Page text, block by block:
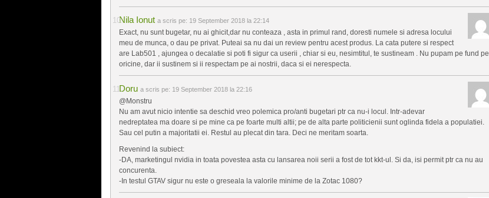
Nila Ionut a scris pe: 19 September 2018 la 22:14
Exact, nu sunt bugetar, nu ai ghicit,dar nu conteaza , asta in primul rand, doresti numele si adresa locului
meu de munca, o dau pe privat. Puteai sa nu dai un review pentru acest produs. La cata putere si respect
are Lab501 , ajungea o decalatie si poti fi sigur ca userii , chiar si eu, nesimtitul, te sustineam . Nu pupam pe fund pe
oricine, dar ii sustinem si ii respectam pe ai nostrii, daca si ei nerespecta.
Doru a scris pe: 19 September 2018 la 22:16
@Monstru
Nu am avut nicio intentie sa deschid vreo polemica pro/anti bugetari ptr ca nu-i locul. Intr-adevar
nedreptatea ma doare si pe mine ca pe foarte multi altii; pe de alta parte politicienii sunt oglinda fidela a populatiei.
Sau cel putin a majoritatii ei. Restul au plecat din tara. Deci ne meritam soarta.
Revenind la subiect:
-DA, marketingul nvidia in toata povestea asta cu lansarea noii serii a fost de tot kkt-ul. Si da, isi permit ptr ca nu au
concurenta.
-In testul GTAV sigur nu este o greseala la valorile minime de la Zotac 1080?